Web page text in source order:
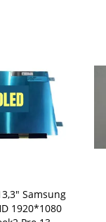
Samsung
1920*1080